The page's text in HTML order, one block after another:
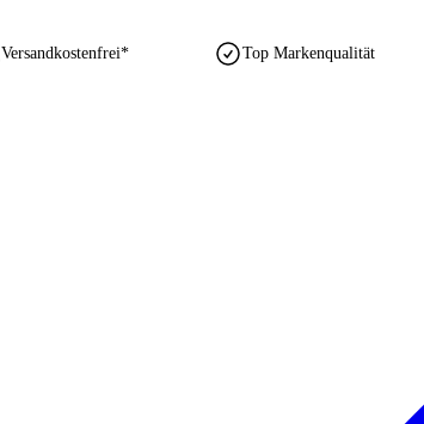
Versandkostenfrei* Top Markenqualität